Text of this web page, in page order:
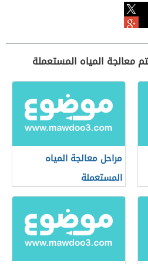
معالجة المياه المستعملة
مراحل معالجة المياه
المستعملة